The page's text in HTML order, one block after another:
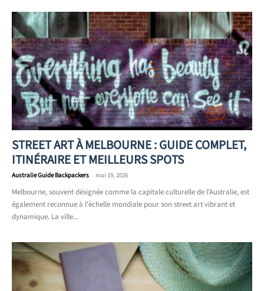
STREET ART À MELBOURNE : GUIDE COMPLET,
ITINÉRAIRE ET MEILLEURS SPOTS
Australie Guide Backpackers - mai 19, 2026
Melbourne, souvent désignée comme la capitale culturelle de l'Australie, est
également reconnue à l'échelle mondiale pour son street art vibrant et
dynamique. La ville...